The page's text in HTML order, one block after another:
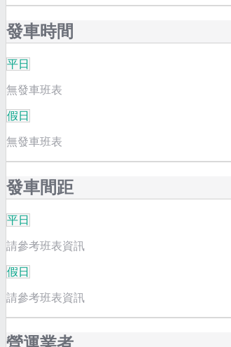
發車時間
平日
無發車班表
假日
無發車班表
發車間距
平日
請參考班表資訊
假日
請參考班表資訊
營運業者